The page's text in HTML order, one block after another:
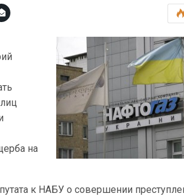
на
к НАБУ о совершении